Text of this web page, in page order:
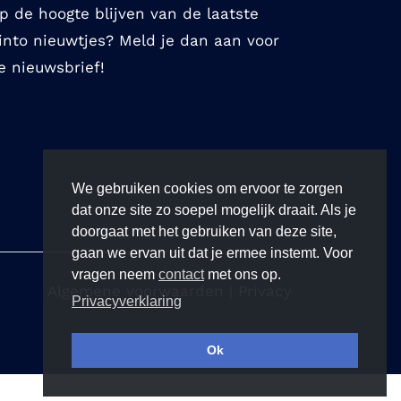
de hoogte blijven van de laatste
nieuwtjes? Meld je dan aan voor
nieuwsbrief!
Algemene voorwaarden
We gebruiken cookies om ervoor te zorgen
dat onze site zo soepel mogelijk draait. Als je
doorgaat met het gebruiken van deze site,
gaan we ervan uit dat je ermee instemt. Voor
vragen neem contactmet ons op.
Privacyverklaring
Ok